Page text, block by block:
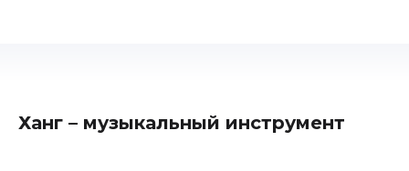
Ханг – музыкальный инструмент